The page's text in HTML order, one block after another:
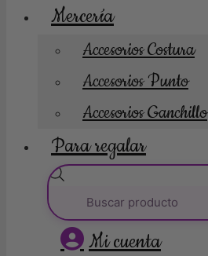
Mercería
Accesorios Costura
Accesorios Punto
Accesorios Ganchillo
Para regalar
Mi cuenta